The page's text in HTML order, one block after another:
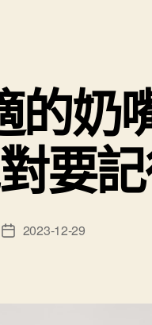
的奶
要
文 2023-12-29